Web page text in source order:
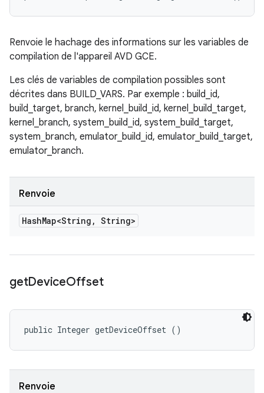
Renvoie le hachage des informations sur les variables de
compilation de l'appareil AVD GCE.
Les clés de variables de compilation possibles sont
décrites dans BUILD_VARS. Par exemple : build_id,
build_target, branch, kernel_build_id, kernel_build_target,
kernel_branch, system_build_id, system_build_target,
system_branch, emulator_build_id, emulator_build_target,
emulator_branch.
Renvoie
HashMap<String , String>
getDeviceOffset
public Integer getDeviceOffset ()
Renvoie